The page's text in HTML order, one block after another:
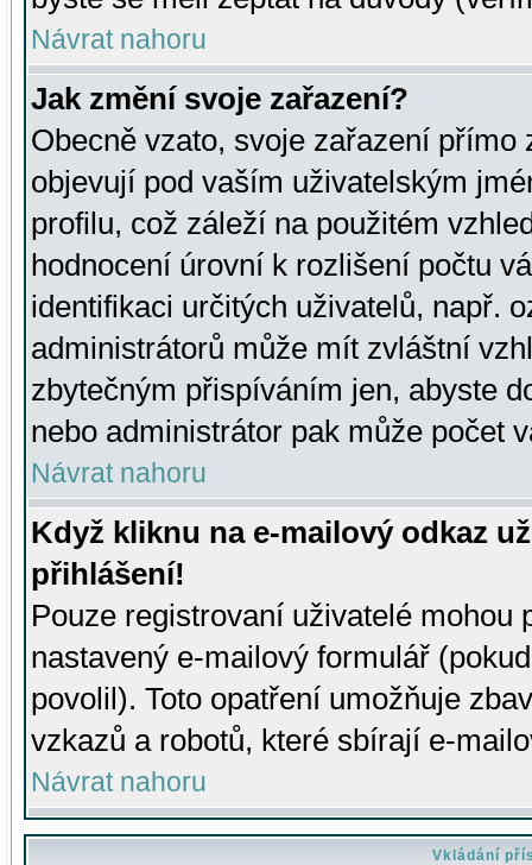
Návrat nahoru
Jak změní svoje zařazení?
Obecně vzato, svoje zařazení přímo
objevují pod vaším uživatelským
profilu, což záleží na použitém
hodnocení úrovní k rozlišení počtu
identifikaci určitých uživatelů, např.
administrátorů může mít zvláštní
zbytečným přispíváním jen, abyste
nebo administrátor pak může počet
Návrat nahoru
Když kliknu na e-mailový odkaz
přihlášení!
Pouze registrovaní uživatelé mohou
nastavený e-mailový formulář
povolil). Toto opatření umožňuje
vzkazů a robotů, které sbírají e-
Návrat nahoru
Vkládání